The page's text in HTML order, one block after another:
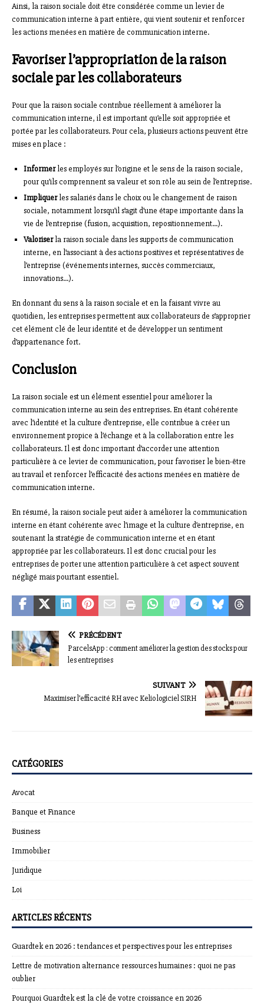
Ainsi, la raison sociale doit être considérée comme un levier de
communication interne à part entière, qui vient soutenir et renforcer
les actions menées en matière de communication interne.
Favoriser l’appropriation de la raison
sociale par les collaborateurs
Pour que la raison sociale contribue réellement à améliorer la
communication interne, il est important qu’elle soit appropriée et
portée par les collaborateurs. Pour cela, plusieurs actions peuvent être
mises en place :
Informerles employés sur l’origine et le sens de la raison sociale,
pour qu’ils comprennent sa valeur et son rôle au sein de l’entreprise.
Impliquerles salariés dans le choix ou le changement de raison
sociale, notamment lorsqu’il s’agit d’une étape importante dans la
vie de l’entreprise (fusion, acquisition, repositionnement…).
Valoriserla raison sociale dans les supports de communication
interne, en l’associant à des actions positives et représentatives de
l’entreprise (événements internes, succès commerciaux,
innovations…).
En donnant du sens à la raison sociale et en la faisant vivre au
quotidien, les entreprises permettent aux collaborateurs de s’approprier
cet élément clé de leur identité et de développer un sentiment
d’appartenance fort.
Conclusion
La raison sociale est un élément essentiel pour améliorer la
communication interne au sein des entreprises. En étant cohérente
avec l’identité et la culture d’entreprise, elle contribue à créer un
environnement propice à l’échange et à la collaboration entre les
collaborateurs. Il est donc important d’accorder une attention
particulière à ce levier de communication, pour favoriser le bien-être
au travail et renforcer l’efficacité des actions menées en matière de
communication interne.
En résumé, la raison sociale peut aider à améliorer la communication
interne en étant cohérente avec l’image et la culture d’entreprise, en
soutenant la stratégie de communication interne et en étant
appropriée par les collaborateurs. Il est donc crucial pour les
entreprises de porter une attention particulière à cet aspect souvent
négligé mais pourtant essentiel.
PRÉCÉDENT
ParcelsApp : comment améliorer la gestion des stocks pour
les entreprises
SUIVANT
Maximiser l’efficacité RH avec Kelio logiciel SIRH
CATÉGORIES
Avocat
Banque et Finance
Business
Immobilier
Juridique
Loi
ARTICLES RÉCENTS
Guardtek en 2026 : tendances et perspectives pour les entreprises
Lettre de motivation alternance ressources humaines : quoi ne pas
oublier
Pourquoi Guardtek est la clé de votre croissance en 2026